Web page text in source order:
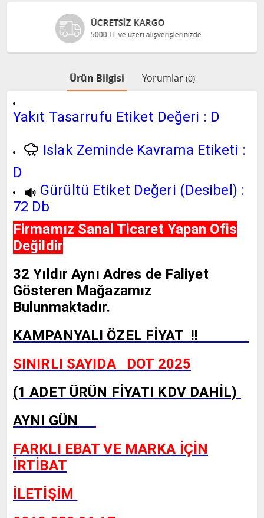
GÜVENLI ALIŞVERIŞ
Bilgileriniz 128 Bit SSL ile güvende
Ürün Bilgisi Yorumlar (0)
Yakıt Tasarrufu Etiket Değeri : D
Islak Zeminde Kavrama Etiketi :
D
Gürültü Etiket Değeri (Desibel) :
72 Db
Firmamız Sanal Ticaret Yapan Ofis
Değildir
32 Yıldır Aynı Adres de Faliyet
Gösteren Mağazamız
Bulunmaktadır.
KAMPANYALI ÖZEL FİYAT !!
SINIRLI SAYIDA DOT 2025
(1 ADET ÜRÜN FİYATI KDV DAHİL)
AYNI GÜN
FARKLI EBAT VE MARKA İÇİN
İRTİBAT
İLETİŞİM